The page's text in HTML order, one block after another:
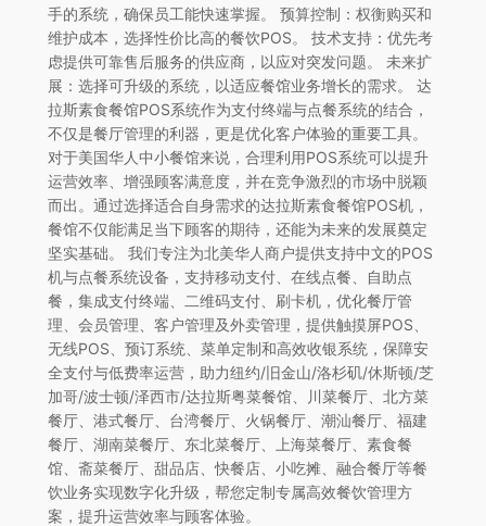
手的系统，确保员工能快速掌握。 预算控制：权衡购买和
维护成本，选择性价比高的餐饮POS。 技术支持：优先考
虑提供可靠售后服务的供应商，以应对突发问题。 未来扩
展：选择可升级的系统，以适应餐馆业务增长的需求。 达
拉斯素食餐馆POS系统作为支付终端与点餐系统的结合，
不仅是餐厅管理的利器，更是优化客户体验的重要工具。
对于美国华人中小餐馆来说，合理利用POS系统可以提升
运营效率、增强顾客满意度，并在竞争激烈的市场中脱颖
而出。通过选择适合自身需求的达拉斯素食餐馆POS机，
餐馆不仅能满足当下顾客的期待，还能为未来的发展奠定
坚实基础。 我们专注为北美华人商户提供支持中文的POS
机与点餐系统设备，支持移动支付、在线点餐、自助点
餐，集成支付终端、二维码支付、刷卡机，优化餐厅管
理、会员管理、客户管理及外卖管理，提供触摸屏POS、
无线POS、预订系统、菜单定制和高效收银系统，保障安
全支付与低费率运营，助力纽约/旧金山/洛杉矶/休斯顿/芝
加哥/波士顿/泽西市/达拉斯粤菜餐馆、川菜餐厅、北方菜
餐厅、港式餐厅、台湾餐厅、火锅餐厅、潮汕餐厅、福建
餐厅、湖南菜餐厅、东北菜餐厅、上海菜餐厅、素食餐
馆、斋菜餐厅、甜品店、快餐店、小吃摊、融合餐厅等餐
饮业务实现数字化升级，帮您定制专属高效餐饮管理方
案，提升运营效率与顾客体验。